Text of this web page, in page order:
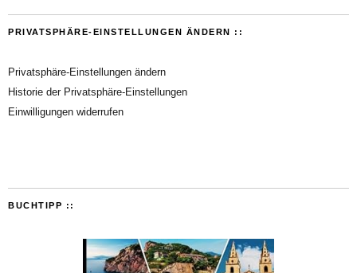
PRIVATSPHÄRE-EINSTELLUNGEN ÄNDERN ::
Privatsphäre-Einstellungen ändern
Historie der Privatsphäre-Einstellungen
Einwilligungen widerrufen
BUCHTIPP ::